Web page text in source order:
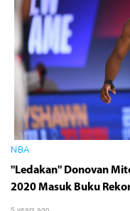
NBA
"Ledakan" Donovan
2020 Masuk Buku